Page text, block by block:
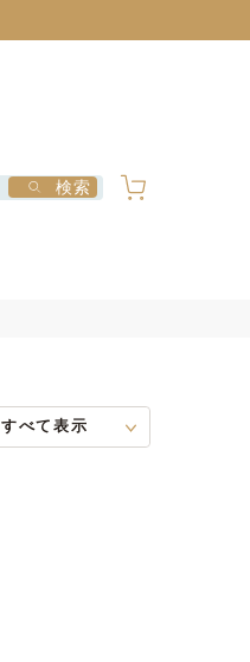
検索
すべて表示